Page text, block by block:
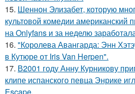
15. Шеннон Элизабет, которую
культовой комедии американский
на Onlyfans и за неделю
16. "Королева Авангарда: Энн
в Кутюре от Iris Van Herpen".
17. В2001 году Анну Курникову
клипе испанского певца Энрике